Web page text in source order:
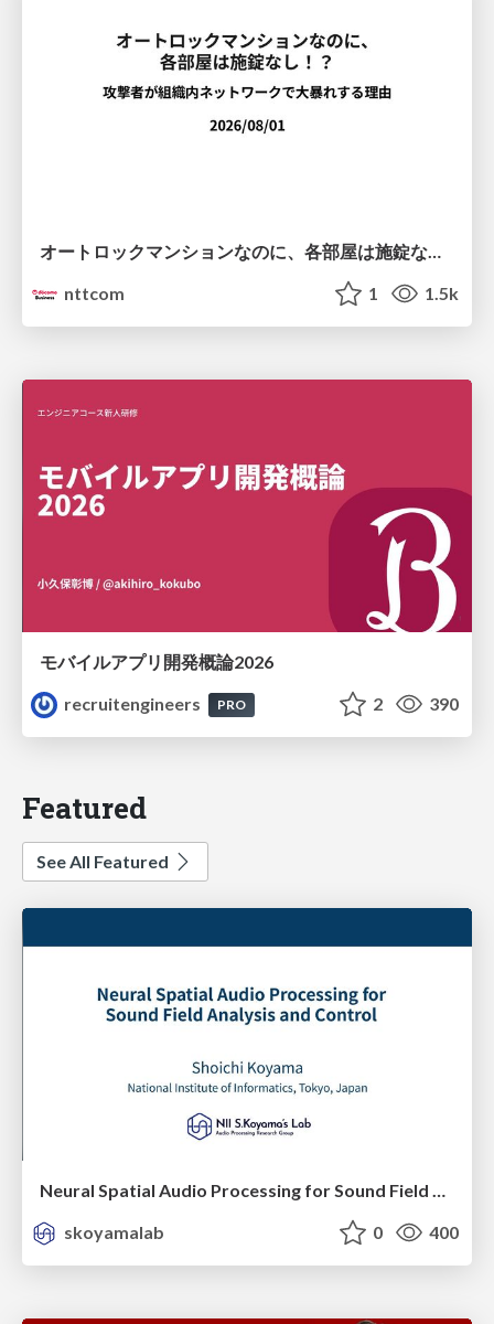
nttcom
1 1.5k
モバイルアプリ開発概論2026
recruitengineers
PRO 2 390
Featured
See All Featured
Neural Spatial Audio Processing for Sound Field Analysis and Control
skoyamalab
0 400